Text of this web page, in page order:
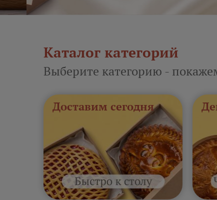
Каталог категорий
Выберите категорию -
Доставим сегодня